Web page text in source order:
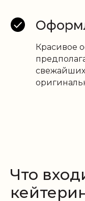
Красивое
свежайших
Что